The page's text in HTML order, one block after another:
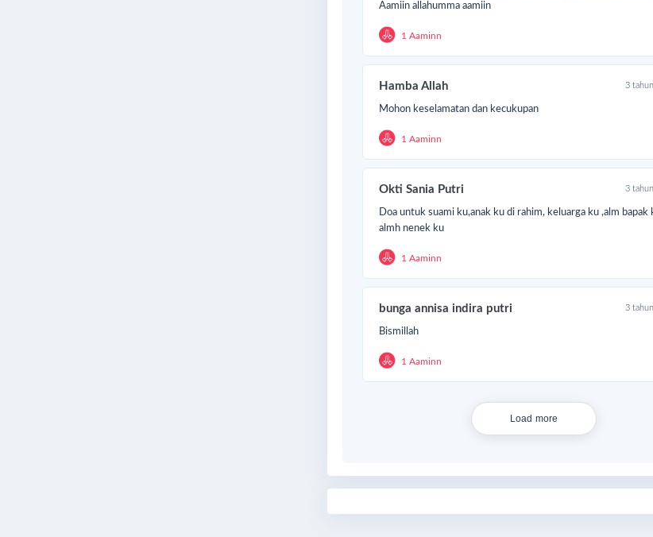
Aamiin allahumma aamiin
1 Aaminn
Hamba Allah 3
Mohon keselamatan dan kecukupan
1 Aaminn
Okti Sania Putri 3
Doa untuk suami ku,anak ku di rahim, keluarga ku ,alm bapak
almh nenek ku
1 Aaminn
bunga annisa indira putri 3
Bismillah
1 Aaminn
Load more